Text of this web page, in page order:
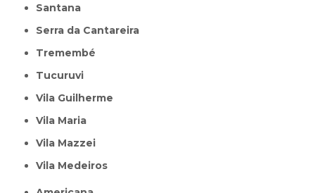
Santana
Serra da Cantareira
Tremembé
Tucuruvi
Vila Guilherme
Vila Maria
Vila Mazzei
Vila Medeiros